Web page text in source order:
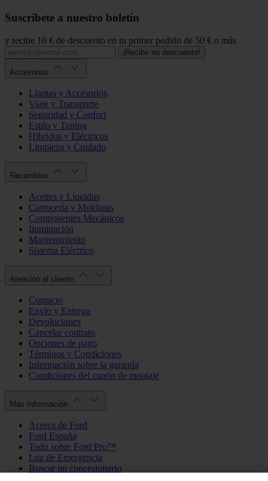
Suscríbete a nuestro boletín
y recibe 10 € de descuento en tu primer pedido de 50 € o más
¡Recibir mi descuento!
Accesorios
Llantas y Accesorios
Viaje y Transporte
Seguridad y Confort
Estilo y Tuning
Híbridos y Eléctricos
Limpieza y Cuidado
Recambios
Aceites y Líquidos
Carrocería y Molduras
Componentes Mecánicos
Iluminación
Mantenimiento
Sistema Eléctrico
Atención al cliente
Contacto
Envío y Entrega
Devoluciones
Cancelar contrato
Opciones de pago
Términos y Condiciones
Información sobre la garantía
Condiciones del cupón de montaje
Más Información
Acerca de Ford
Ford España
Todo sobre Ford Pro™
Luz de Emergencia
Buscar un concesionario